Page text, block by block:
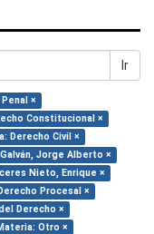
Ir
×
Constitucional ×
Derecho Civil ×
Jorge Alberto ×
Nieto, Enrique ×
Procesal ×
Derecho ×
Otro ×